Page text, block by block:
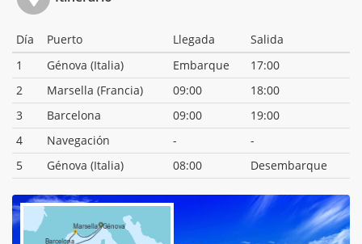
Día Puerto Llegada
Salida
1
Génova (Italia) Embarque
17:00
2
Marsella (Francia) 09:00
18:00
3
Barcelona 09:00
19:00
4
Navegación -
-
5
Génova (Italia) 08:00 Desembarque